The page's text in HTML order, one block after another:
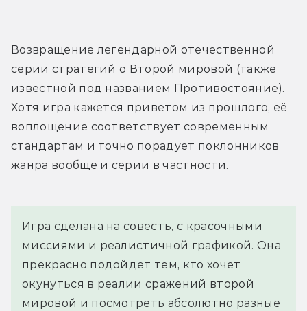
Возвращение легендарной отечественной
серии стратегий о Второй мировой (также
известной под названием Противостояние).
Хотя игра кажется приветом из прошлого, её
воплощение соответствует современным
стандартам и точно порадует поклонников
жанра вообще и серии в частности.
Игра сделана на совесть, с красочными
миссиями и реалистичной графикой. Она
прекрасно подойдет тем, кто хочет
окунуться в реалии сражений второй
мировой и посмотреть абсолютно разные